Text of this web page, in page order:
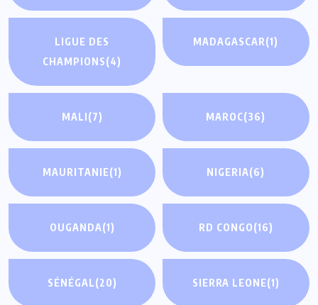
LIGUE DES
CHAMPIONS(4)
MADAGASCAR(1)
MALI(7) MAROC(36)
MAURITANIE(1) NIGERIA(6)
OUGANDA(1) RD CONGO(16)
SÉNÉGAL(20) SIERRA LEONE(1)